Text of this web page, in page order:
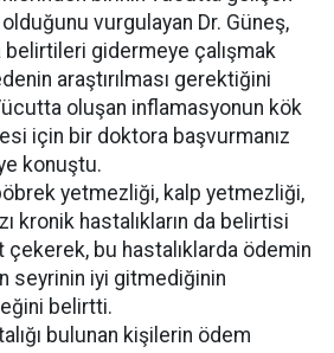
vurgulayan Dr. Güneş,
belirtileri gidermeye çalışmak
araştırılması gerektiğini
oluşan inflamasyonun kök
için bir doktora başvurmanız
konuştu.
yetmezliği, kalp yetmezliği,
kronik hastalıkların da belirtisi
bu hastalıklarda ödemin
seyrinin iyi gitmediğinin
belirtti.
bulunan kişilerin ödem